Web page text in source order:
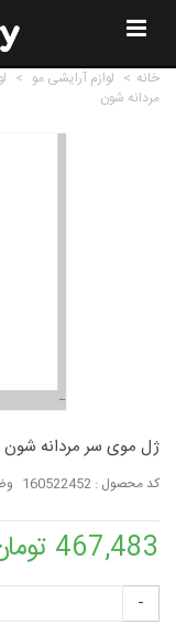
خانه > لوازم آرایشی مو >
مردانه شون
ژل موی سر مردانه شون
کد محصول : 160522452
467,483 تومان
-